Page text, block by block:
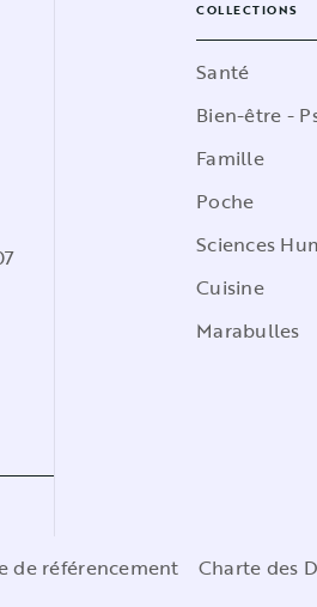
COLLECTIONS
Santé
Bien-être -
Famille
Poche
Sciences
Cuisine
Marabulles
de référencement Charte des